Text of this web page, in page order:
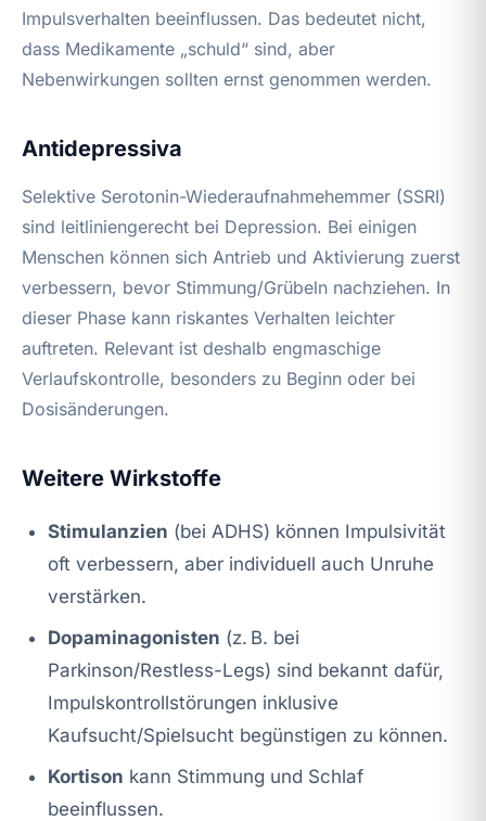
Impulsverhalten beeinflussen. Das bedeutet nicht,
dass Medikamente „schuld“ sind, aber
Nebenwirkungen sollten ernst genommen werden.
Antidepressiva
Selektive Serotonin-Wiederaufnahmehemmer (SSRI)
sind leitliniengerecht bei Depression. Bei einigen
Menschen können sich Antrieb und Aktivierung zuerst
verbessern, bevor Stimmung/Grübeln nachziehen. In
dieser Phase kann riskantes Verhalten leichter
auftreten. Relevant ist deshalb engmaschige
Verlaufskontrolle, besonders zu Beginn oder bei
Dosisänderungen.
Weitere Wirkstoffe
Stimulanzien (bei ADHS) können Impulsivität
oft verbessern, aber individuell auch Unruhe
verstärken.
Dopaminagonisten (z. B. bei
Parkinson/Restless-Legs) sind bekannt dafür,
Impulskontrollstörungen inklusive
Kaufsucht/Spielsucht begünstigen zu können.
Kortison kann Stimmung und Schlaf
beeinflussen.